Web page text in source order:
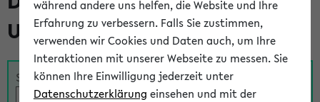
Universität Bielefeld
Suche
während andere uns helfen, die Website und Ihre
Erfahrung zu verbessern. Falls Sie zustimmen,
verwenden wir Cookies und Daten auch, um Ihre
Interaktionen mit unserer Webseite zu messen. Sie
können Ihre Einwilligung jederzeit unter
Datenschutzerklärung einsehen und mit der